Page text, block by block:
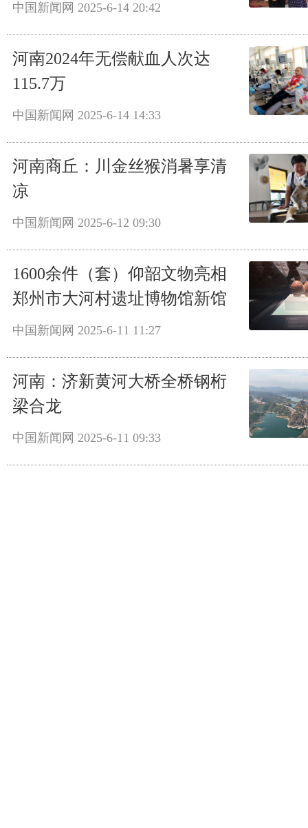
中国新闻网 2025-6-14 20:42
河南2024年无偿献血人次达
115.7万
中国新闻网 2025-6-14 14:33
河南商丘：川金丝猴消暑享清
凉
中国新闻网 2025-6-12 09:30
1600余件（套）仰韶文物亮相
郑州市大河村遗址博物馆新馆
中国新闻网 2025-6-11 11:27
河南：济新黄河大桥全桥钢桁
梁合龙
中国新闻网 2025-6-11 09:33